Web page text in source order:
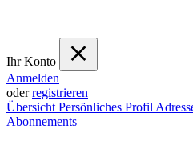
Ihr Konto
Anmelden
oderregistrieren
Übersicht Persönliches Profil
Abonnements